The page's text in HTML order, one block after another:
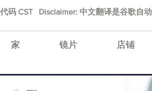
家 镜片 店铺
码 CST Disclaimer: 中文翻译是谷歌自